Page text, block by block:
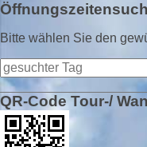
Bitte wählen Sie den
QR-Code Tour-/